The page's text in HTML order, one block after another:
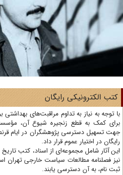
الکترونیکی رایگان
کمک به قطع زنجیره شیوع آن،
تسهیل دسترسی پژوهشگران در ایام
در اختیار عموم قرار داد.
آثار شامل مجموعه‌ای از اسناد، کتب تاریخ
فصلنامه مطالعات سیاست خارجی تهران
نام، به آن دسترسی یابند.